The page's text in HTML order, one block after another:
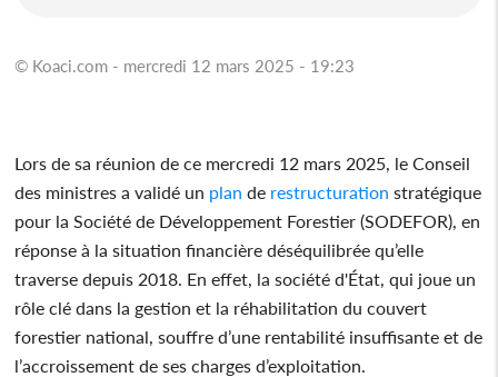
© Koaci.com - mercredi 12 mars 2025 - 19:23
Lors de sa réunion de ce mercredi 12 mars 2025, le Conseil
des ministres a validé un plan de restructuration stratégique
pour la Société de Développement Forestier (SODEFOR), en
réponse à la situation financière déséquilibrée qu’elle
traverse depuis 2018. En effet, la société d'État, qui joue un
rôle clé dans la gestion et la réhabilitation du couvert
forestier national, souffre d’une rentabilité insuffisante et de
l’accroissement de ses charges d’exploitation.